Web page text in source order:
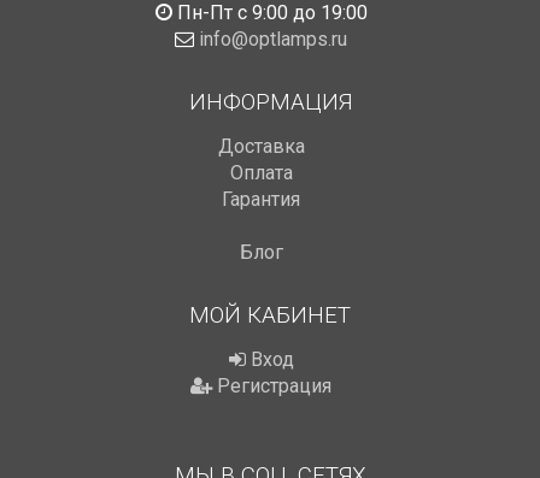
Пн-Пт с 9:00 до 19:00
info@optlamps.ru
ИНФОРМАЦИЯ
Доставка
Оплата
Гарантия
Блог
МОЙ КАБИНЕТ
Вход
Регистрация